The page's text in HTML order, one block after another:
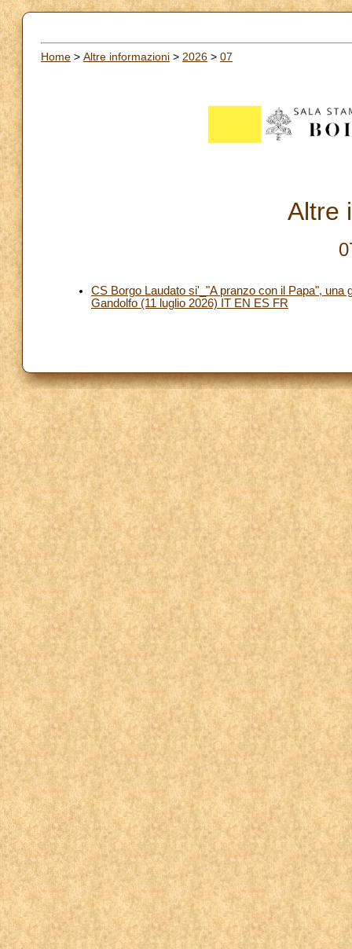
Home > Altre informazioni > 2026 > 07
Altre
CS Borgo Laudato si'_"A pranzo con il Papa", una
Gandolfo (11 luglio 2026) IT EN ES FR